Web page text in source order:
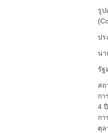
รูป
ปร
นา
รัฐ
สถ
กา
4
กา
ตุล